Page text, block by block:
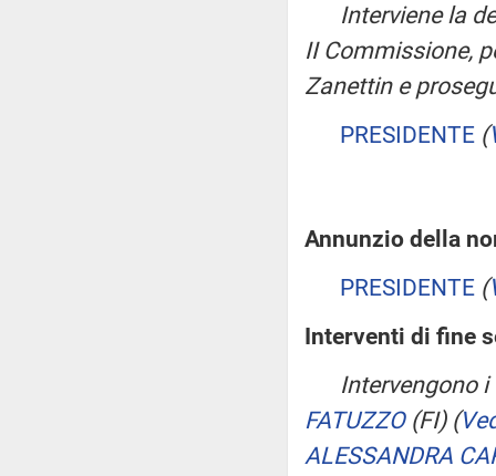
Interviene la
II Commissione,
Zanettin e
PRESIDENTE (
Annunzio della
PRESIDENTE (
Interventi di fine
Intervengono
FATUZZO(FI) (
ALESSANDRA